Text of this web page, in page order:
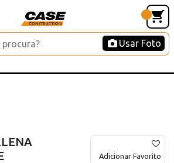
Usar Foto
Adicionar Favorito